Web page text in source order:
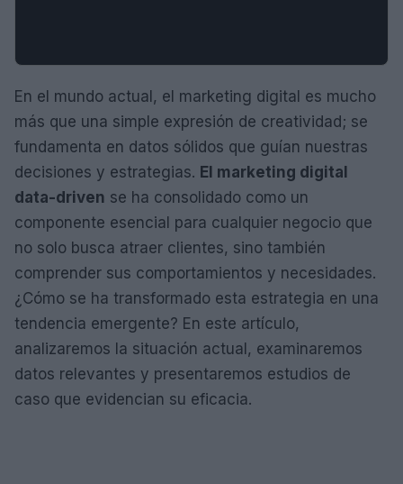
En el mundo actual, el marketing digital es mucho
más que una simple expresión de creatividad; se
fundamenta en datos sólidos que guían nuestras
decisiones y estrategias. El marketing digital
data-driven se ha consolidado como un
componente esencial para cualquier negocio que
no solo busca atraer clientes, sino también
comprender sus comportamientos y necesidades.
¿Cómo se ha transformado esta estrategia en una
tendencia emergente? En este artículo,
analizaremos la situación actual, examinaremos
datos relevantes y presentaremos estudios de
caso que evidencian su eficacia.